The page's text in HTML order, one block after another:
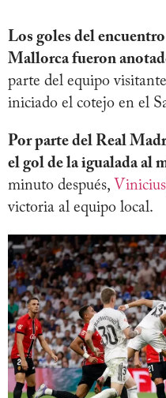
Los goles del
Mallorca fueron
parte del equipo
iniciado el cotejo en el
Por parte del Real
el gol de la igualada al
minuto después,
victoria al equipo local.